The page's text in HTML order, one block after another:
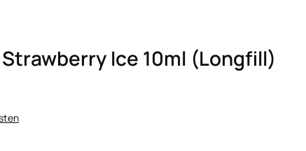
Ice 10ml (Longfill)